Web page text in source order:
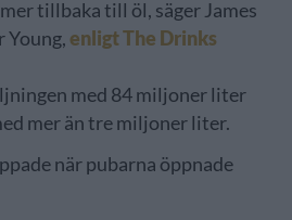
tillbaka till öl, säger James
Young,enligt The Drinks
med 84 miljoner liter
mer än tre miljoner liter.
när pubarna öppnade